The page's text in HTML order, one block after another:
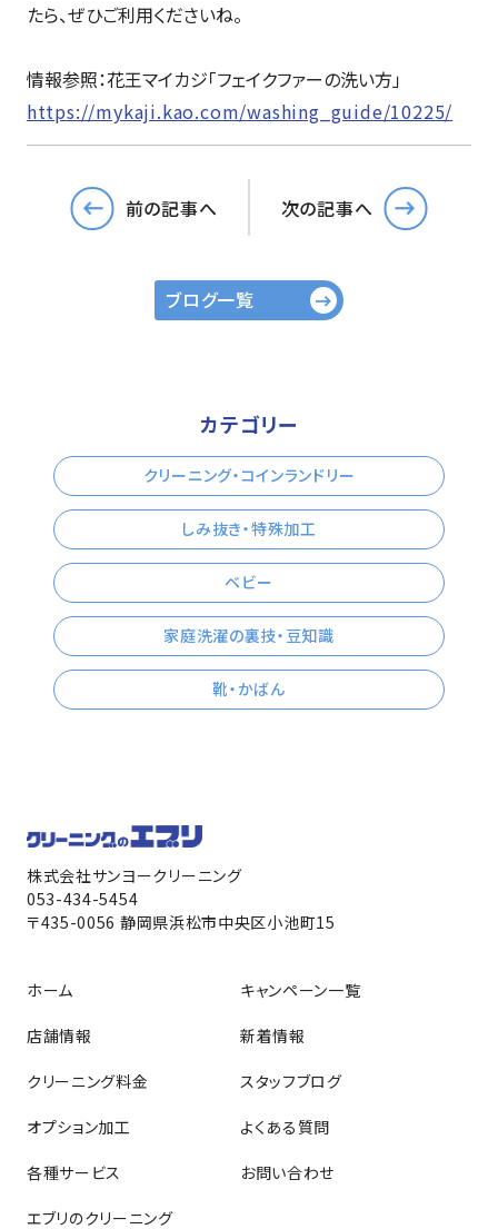
たら、ぜひご利用くださいね。
情報参照：花王マイカジ「フェイクファーの洗い方」
https://mykaji.kao.com/washing_guide/10225/
前の記事へ 次の記事へ
ブログ一覧
カテゴリー
クリーニング・コインランドリー
しみ抜き・特殊加工
ベビー
家庭洗濯の裏技・豆知識
靴・かばん
株式会社サンヨークリーニング
053-434-5454
〒435-0056 静岡県浜松市中央区小池町15
ホーム
店舗情報
クリーニング料金
オプション加工
各種サービス
エブリのクリーニング
キャンペーン一覧
新着情報
スタッフブログ
よくある質問
お問い合わせ